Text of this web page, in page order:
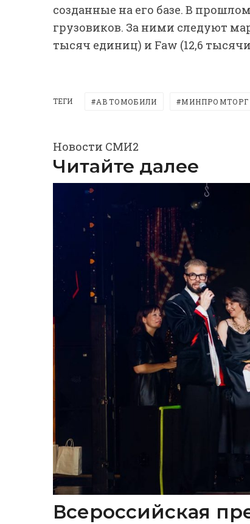
созданные на его базе. В
грузовиков. За ними следуют
тысяч единиц) и Faw (12,6
ТЕГИ АВТОМОБИЛИ
Новости СМИ2
Читайте далее
Всероссийская